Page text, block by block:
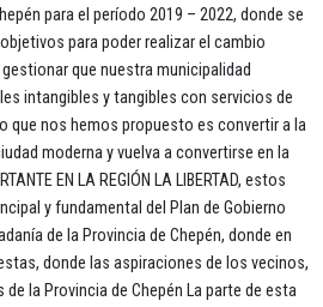
para el período 2019 – 2022, donde se
para poder realizar el cambio
que nuestra municipalidad
intangibles y tangibles con servicios de
que nos hemos propuesto es convertir a la
moderna y vuelva a convertirse en la
EN LA REGIÓN LA LIBERTAD, estos
y fundamental del Plan de Gobierno
de la Provincia de Chepén, donde en
donde las aspiraciones de los vecinos,
la Provincia de Chepén La parte de esta